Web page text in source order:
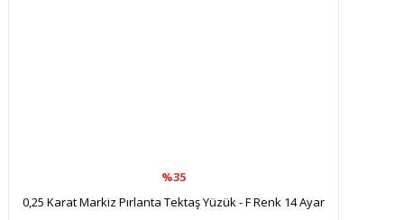
%35
0,25 Karat Markiz Pırlanta Tektaş Yüzük - F Renk 14 Ayar